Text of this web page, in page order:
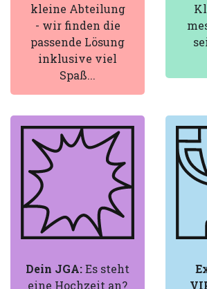
kleine Abteilung
- wir finden die
passende Lösung
inklusive viel
Spaß...
Dein JGA:Es steht
eine Hochzeit an?